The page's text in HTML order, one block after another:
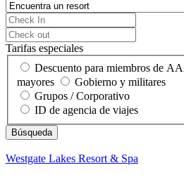
Tarifas especiales
Descuento para miembros de
mayores
Gobierno y militares
Grupos / Corporativo
ID de agencia de viajes
Westgate Lakes Resort & Spa